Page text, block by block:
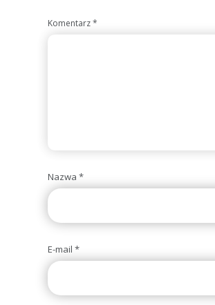
Komentarz*
Nazwa *
E-mail *